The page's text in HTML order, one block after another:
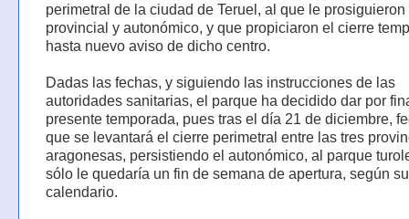
perimetral de la ciudad de Teruel, al que le prosiguieron
provincial y autonómico, y que propiciaron el cierre
hasta nuevo aviso de dicho centro.
Dadas las fechas, y siguiendo las instrucciones de las
autoridades sanitarias, el parque ha decidido dar por
presente temporada, pues tras el día 21 de diciembre,
que se levantará el cierre perimetral entre las tres
aragonesas, persistiendo el autonómico, al parque
sólo le quedaría un fin de semana de apertura, según su
calendario.